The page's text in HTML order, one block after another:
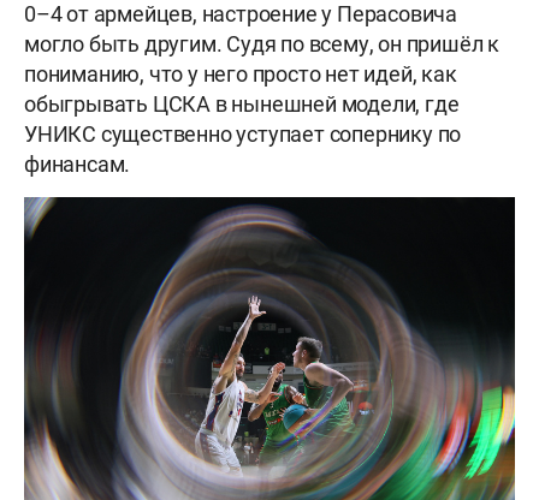
0–4 от армейцев, настроение у Перасовича
могло быть другим. Судя по всему, он пришёл к
пониманию, что у него просто нет идей, как
обыгрывать ЦСКА в нынешней модели, где
УНИКС существенно уступает сопернику по
финансам.